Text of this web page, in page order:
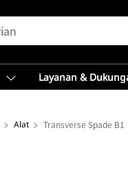
Layanan &
Alat Transverse Spade B1